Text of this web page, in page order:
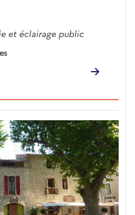
et éclairage public